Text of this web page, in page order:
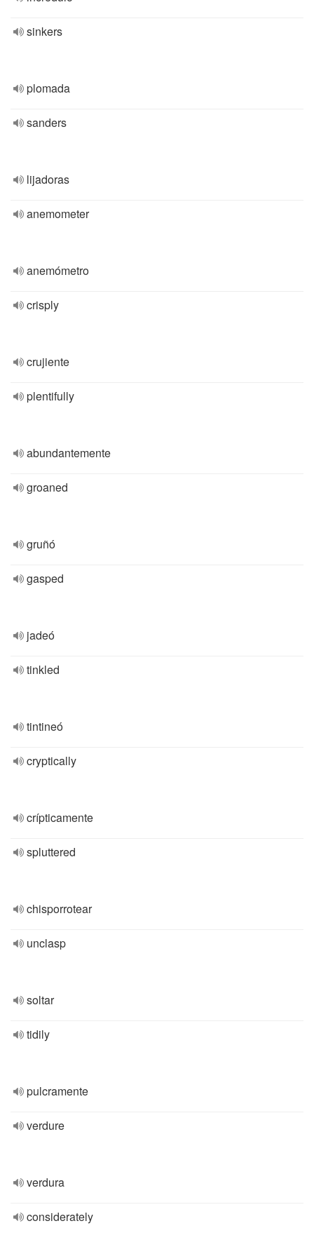
sinkers
plomada
sanders
lijadoras
anemometer
anemómetro
crisply
crujiente
plentifully
abundantemente
groaned
gruñó
gasped
jadeó
tinkled
tintineó
cryptically
crípticamente
spluttered
chisporrotear
unclasp
soltar
tidily
pulcramente
verdure
verdura
considerately